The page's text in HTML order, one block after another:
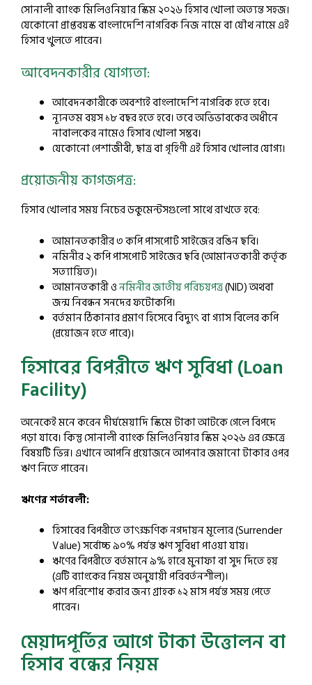
সোনালী ব্যাংক মিলিওনিয়ার স্কিম ২০২৬ হিসাব খোলা অত্যন্ত সহজ।
যেকোনো প্রাপ্তবয়স্ক বাংলাদেশি নাগরিক নিজ নামে বা যৌথ নামে এই
হিসাব খুলতে পারেন।
আবেদনকারীর যোগ্যতা:
আবেদনকারীকে অবশ্যই বাংলাদেশি নাগরিক হতে হবে।
ন্যূনতম বয়স ১৮ বছর হতে হবে। তবে অভিভাবকের অধীনে
নাবালকের নামেও হিসাব খোলা সম্ভব।
যেকোনো পেশাজীবী, ছাত্র বা গৃহিণী এই হিসাব খোলার যোগ্য।
প্রয়োজনীয় কাগজপত্র:
হিসাব খোলার সময় নিচের ডকুমেন্টসগুলো সাথে রাখতে হবে:
আমানতকারীর ৩ কপি পাসপোর্ট সাইজের রঙিন ছবি।
নমিনীর ২ কপি পাসপোর্ট সাইজের ছবি (আমানতকারী কর্তৃক
সত্যায়িত)।
আমানতকারী ওনমিনীর জাতীয় পরিচয়পত্র(NID) অথবা
জন্ম নিবন্ধন সনদের ফটোকপি।
বর্তমান ঠিকানার প্রমাণ হিসেবে বিদ্যুৎ বা গ্যাস বিলের কপি
(প্রয়োজন হতে পারে)।
হিসাবের বিপরীতে ঋণ সুবিধা (Loan
Facility)
অনেকেই মনে করেন দীর্ঘমেয়াদি স্কিমে টাকা আটকে গেলে বিপদে
পড়া যাবে। কিন্তু সোনালী ব্যাংক মিলিওনিয়ার স্কিম ২০২৬ এর ক্ষেত্রে
বিষয়টি ভিন্ন। এখানে আপনি প্রয়োজনে আপনার জমানো টাকার ওপর
ঋণ নিতে পারেন।
ঋণের শর্তাবলী:
হিসাবের বিপরীতে তাৎক্ষণিক নগদায়ন মূল্যের (Surrender
Value) সর্বোচ্চ ৯০% পর্যন্ত ঋণ সুবিধা পাওয়া যায়।
ঋণের বিপরীতে বর্তমানে ৯% হারে মুনাফা বা সুদ দিতে হয়
(এটি ব্যাংকের নিয়ম অনুযায়ী পরিবর্তনশীল)।
ঋণ পরিশোধ করার জন্য গ্রাহক ১২ মাস পর্যন্ত সময় পেতে
পারেন।
মেয়াদপূর্তির আগে টাকা উত্তোলন বা
হিসাব বন্ধের নিয়ম